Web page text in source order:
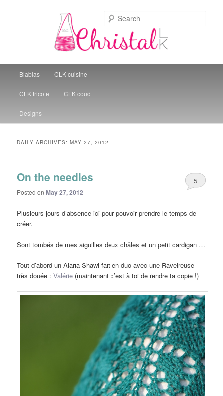
Christal Little Kitchen
Skip to primary content
Skip to secondary content
Blablas CLK cuisine
CLK tricote CLK coud
Designs
DAILY ARCHIVES:MAY 27, 2012
On the needles
Posted onMay 27, 2012
5
Plusieurs jours d’absence ici pour pouvoir prendre le temps de
créer.
Sont tombés de mes aiguilles deux châles et un petit cardigan …
Tout d’abord un Alaria Shawl fait en duo avec une Ravelreuse
très douée :Valérie (maintenant c’est à toi de rendre ta copie !)